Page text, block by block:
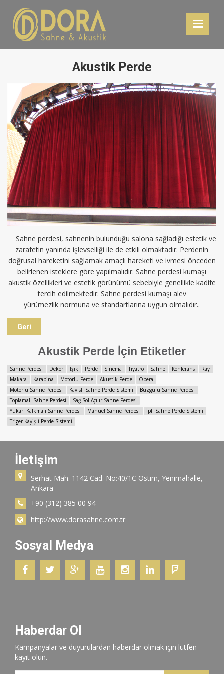
Akustik Perde
Sahne perdesi, sahnenin bulunduğu salona sağladığı estetik ve
zarafetin yanında işlevselliği ile de etkili olmaktadır. Perdenin
doğrusal hareketini sağlamak amaçlı hareketi ve ivmesi önceden
belirlenen isteklere göre yapılmalıdır. Sahne perdesi kumaşı
akustik özellikleri ve estetik görünümü sebebiyle genellikle kadife
tercih edilmektedir. Sahne perdesi kumaşı alev
yürümezlik normuna ve standartlarına uygun olmalıdır..
Geri
Akustik Perde İçin Etiketler
Sahne Perdesi Dekor Işık Perde Sinema Tiyatro Sahne Konferans
Ray
Makara
Karabina Motorlu Perde Akustik Perde
Opera
Motorlu Sahne Perdesi
Kavisli Sahne Perde Sistemi
Büzgülü Sahne Perdesi
Toplamalı Sahne Perdesi
Sağ Sol Açılır Sahne Perdesi
Yukarı Kalkmalı Sahne Perdesi
Manüel Sahne Perdesi
İpli Sahne Perde Sistemi
Triger Kayişli Perde Sistemi
İletişim
Serhat Mah. 1142 Cad. No:40/1C Ostim, Yenimahalle,
Ankara
+90 (312) 385 00 94
http://www.dorasahne.com.tr
Sosyal Medya
Haberdar Ol
Kampanyalar ve duyurulardan haberdar olmak için lütfen
kayıt olun.